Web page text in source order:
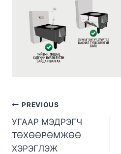
PREVIOUS
УГААР МЭДРЭГЧ
ТӨХӨӨРӨМЖӨӨ
ХЭРЭГЛЭЖ